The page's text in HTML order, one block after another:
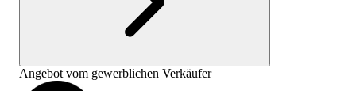
Angebot vom gewerblichen Verkäufer